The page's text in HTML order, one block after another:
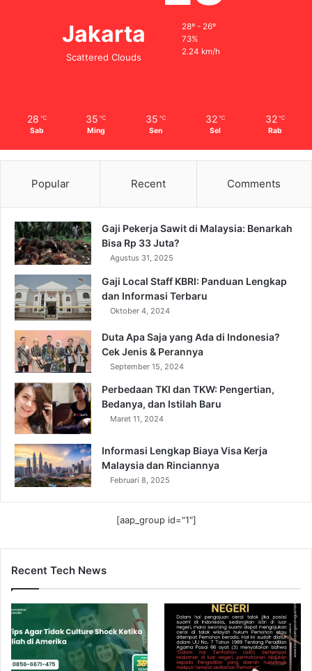
Jakarta
Scattered Clouds
28º - 26º
73%
2.24 km/h
28 ℃
Sab
35 ℃
Ming
35 ℃
Sen
32 ℃
Sel
32 ℃
Rab
Popular Recent Comments
Gaji Pekerja Sawit di Malaysia: Benarkah
Bisa Rp 33 Juta?
Agustus 31, 2025
Gaji Local Staff KBRI: Panduan Lengkap
dan Informasi Terbaru
Oktober 4, 2024
Duta Apa Saja yang Ada di Indonesia?
Cek Jenis & Perannya
September 15, 2024
Perbedaan TKI dan TKW: Pengertian,
Bedanya, dan Istilah Baru
Maret 11, 2024
Informasi Lengkap Biaya Visa Kerja
Malaysia dan Rinciannya
Februari 8, 2025
[aap_group id="1"]
Recent Tech News